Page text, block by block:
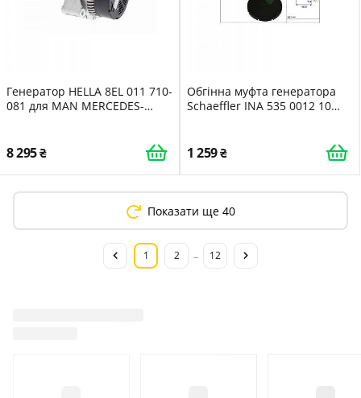
Генератор HELLA 8EL 011 710-
081 для MAN MERCEDES-
8 295
Обгінна муфта генератора
Schaeffler INA 535 0012 10
1 259
Показати ще 40
1 2 12